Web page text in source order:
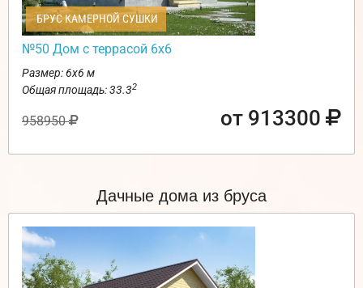
БРУС КАМЕРНОЙ СУШКИ
№50 Дом с террасой 6х6
Размер: 6х6 м
Общая площадь: 33.32
958950 от 913300
Дачные дома из бруса